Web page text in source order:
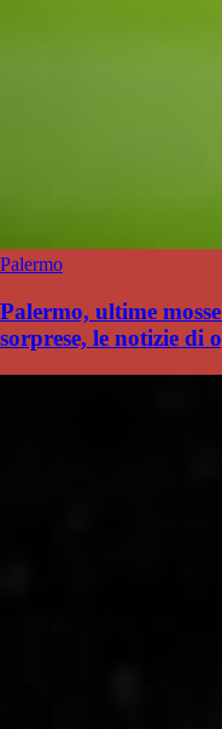
Palermo
Palermo, ultime
sorprese, le notizie di